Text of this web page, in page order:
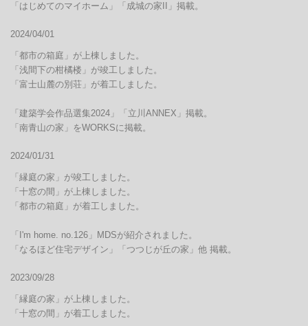
「はじめてのマイホーム」「成城の家II」掲載。
2024/04/01
「都市の箱庭」が上棟しました。
「浅間下の柑橘楼」が竣工しました。
「富士山麓の別荘」が着工しました。
「建築学会作品選集2024」「立川ANNEX」掲載。
「南青山の家」をWORKSに掲載。
2024/01/31
「縁庭の家」が竣工しました。
「十窓の間」が上棟しました。
「都市の箱庭」が着工しました。
「I'm home. no.126」MDSが紹介されました。
「なるほど住宅デザイン」「つつじが丘の家」他 掲載。
2023/09/28
「縁庭の家」が上棟しました。
「十窓の間」が着工しました。